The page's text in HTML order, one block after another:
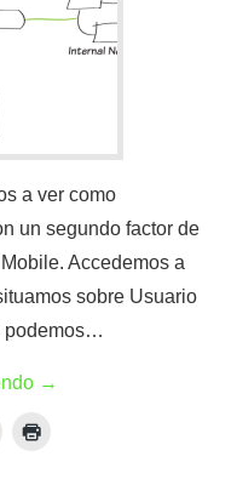
a ver como
un segundo factor de
Accedemos a
sobre Usuario
podemos…
→